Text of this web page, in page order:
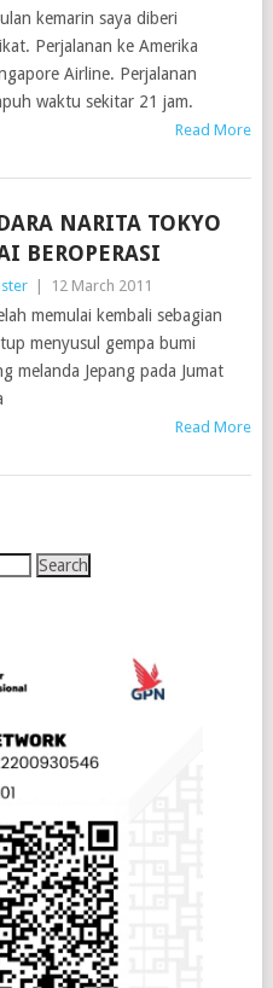
kemarin saya diberi
Perjalanan ke Amerika
Airline. Perjalanan
waktu sekitar 21 jam.
Read More
NARITA TOKYO
BEROPERASI
12 March 2011
memulai kembali sebagian
menyusul gempa bumi
melanda Jepang pada Jumat
Read More